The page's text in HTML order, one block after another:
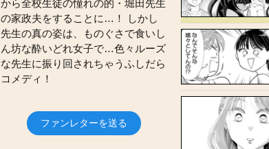
から全校生徒の憧れの的・堀田先生
の家政夫をすることに…！ しかし
先生の真の姿は、ものぐさで食いし
ん坊な酔いどれ女子で…色々ルーズ
な先生に振り回されちゃうふしだら
コメディ！
ファンレターを送る